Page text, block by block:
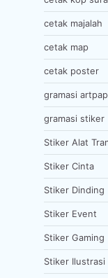
cetak majalah
cetak map
cetak poster
gramasi
gramasi stiker
Stiker Alat
Stiker Cinta
Stiker Dinding
Stiker Event
Stiker Gaming
Stiker Ilustrasi